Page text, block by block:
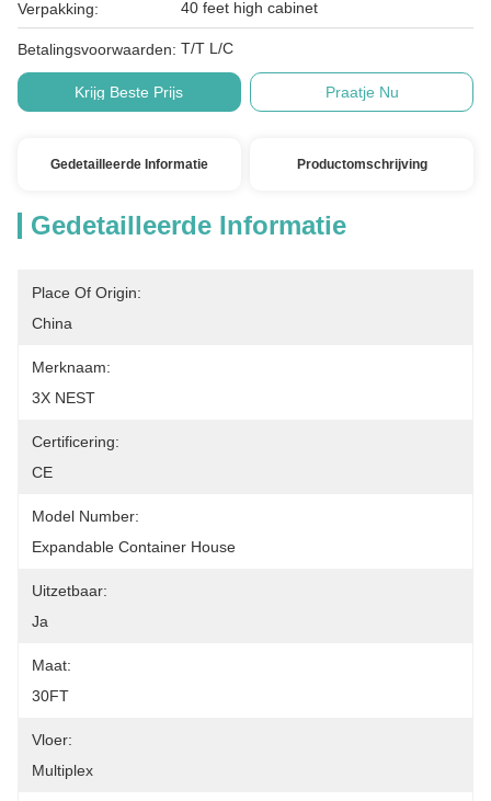
Verpakking: 40 feet high cabinet
Betalingsvoorwaarden: T/T L/C
Krijg Beste Prijs Praatje Nu
Gedetailleerde Informatie Productomschrijving
Gedetailleerde Informatie
Place Of Origin:
China
Merknaam:
3X NEST
Certificering:
CE
Model Number:
Expandable Container House
Uitzetbaar:
Ja
Maat:
30FT
Vloer:
Multiplex